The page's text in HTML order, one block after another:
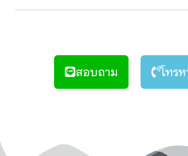
สอบถาม โทร